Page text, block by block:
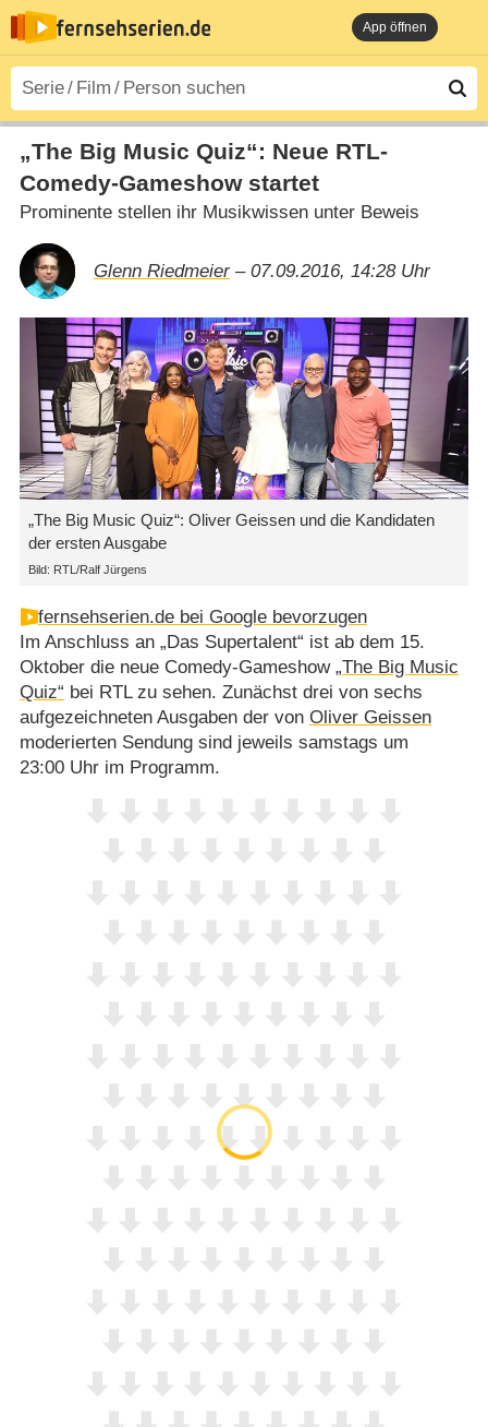
App öffnen
„The Big Music Quiz“: Neue RTL-
Comedy-Gameshow startet
Prominente stellen ihr Musikwissen unter Beweis
Glenn Riedmeier– 07.09.2016, 14:28 Uhr
„The Big Music Quiz“: Oliver Geissen und die Kandidaten
der ersten Ausgabe
Bild: RTL/Ralf Jürgens
fernsehserien.de bei Google bevorzugen
Im Anschluss an „Das Supertalent“ ist ab dem 15.
Oktober die neue Comedy-Gameshow „The Big Music
Quiz“ bei RTL zu sehen. Zunächst drei von sechs
aufgezeichneten Ausgaben der von Oliver Geissen
moderierten Sendung sind jeweils samstags um
23:00 Uhr im Programm.